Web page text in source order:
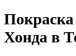
Хонда в